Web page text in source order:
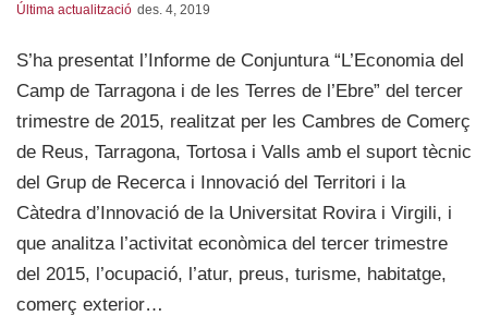
Última actualització des. 4, 2019
S’ha presentat l’Informe de Conjuntura “L’Economia del
Camp de Tarragona i de les Terres de l’Ebre” del tercer
trimestre de 2015, realitzat per les Cambres de Comerç
de Reus, Tarragona, Tortosa i Valls amb el suport tècnic
del Grup de Recerca i Innovació del Territori i la
Càtedra d’Innovació de la Universitat Rovira i Virgili, i
que analitza l’activitat econòmica del tercer trimestre
del 2015, l’ocupació, l’atur, preus, turisme, habitatge,
comerç exterior…